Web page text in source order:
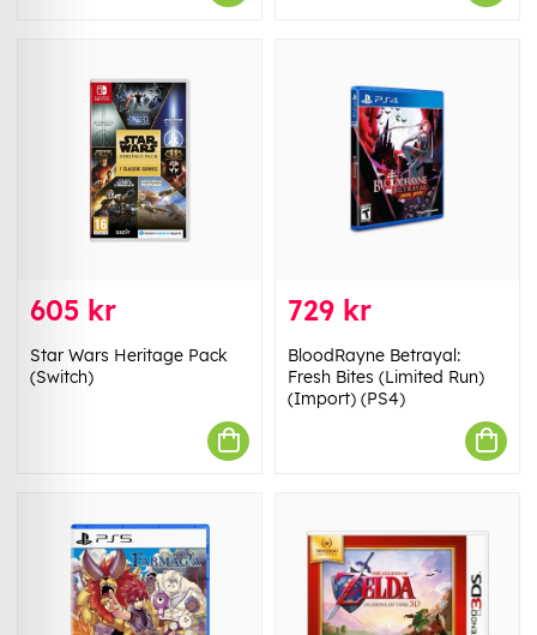
605 kr
Star Wars Heritage Pack
(Switch)
729 kr
BloodRayne Betrayal:
Fresh Bites (Limited Run)
(Import) (PS4)